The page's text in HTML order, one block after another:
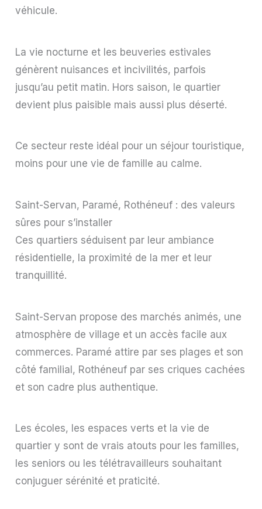
véhicule.
La vie nocturne et les beuveries estivales
génèrent nuisances et incivilités, parfois
jusqu’au petit matin. Hors saison, le quartier
devient plus paisible mais aussi plus déserté.
Ce secteur reste idéal pour un séjour touristique,
moins pour une vie de famille au calme.
Saint-Servan, Paramé, Rothéneuf : des valeurs
sûres pour s’installer
Ces quartiers séduisent par leur ambiance
résidentielle, la proximité de la mer et leur
tranquillité.
Saint-Servan propose des marchés animés, une
atmosphère de village et un accès facile aux
commerces. Paramé attire par ses plages et son
côté familial, Rothéneuf par ses criques cachées
et son cadre plus authentique.
Les écoles, les espaces verts et la vie de
quartier y sont de vrais atouts pour les familles,
les seniors ou les télétravailleurs souhaitant
conjuguer sérénité et praticité.